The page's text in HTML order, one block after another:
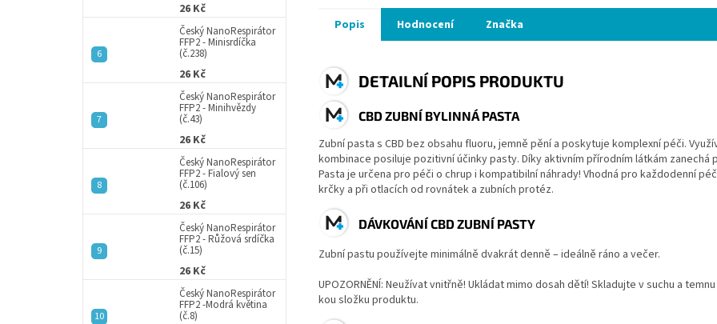
26 Kč
Český NanoRespirátor
FFP2 - Minisrdíčka
(č.238)
26 Kč
Český NanoRespirátor
FFP2 - Minihvězdy
(č.43)
26 Kč
Český NanoRespirátor
FFP2 - Fialový sen
(č.106)
26 Kč
Český NanoRespirátor
FFP2 - Růžová srdíčka
(č.15)
26 Kč
Český NanoRespirátor
FFP2 -Modrá květina
(č.8)
Popis Hodnocení Značka
DETAILNÍ POPIS PRODUKTU
CBD ZUBNÍ BYLINNÁ PASTA
Zubní pasta s CBD bez obsahu fluoru, jemně pění a poskytuje komplexní péči.
kombinace posiluje pozitivní účinky pasty. Díky aktivním přírodním látkám
Pasta je určena pro péči o chrup i kompatibilní náhrady! Vhodná pro každodenní
krčky a při otlacích od rovnátek a zubních protéz.
DÁVKOVÁNÍ CBD ZUBNÍ PASTY
Zubní pastu používejte minimálně dvakrát denně – ideálně ráno a večer.
UPOZORNĚNÍ: Neužívat vnitřně! Ukládat mimo dosah dětí! Skladujte v suchu a
kou složku produktu.